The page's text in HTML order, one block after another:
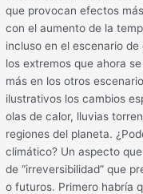
que provocan efectos
con el aumento de la
incluso en el escenario
los extremos que ahora
más en los otros
ilustrativos los cambios
olas de calor, lluvias
regiones del planeta.
climático? Un aspecto
de “irreversibilidad” que
o futuros. Primero habría